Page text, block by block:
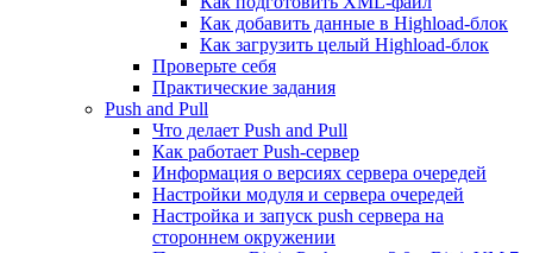
Как добавить данные в Highload-блок
Как загрузить целый Highload-блок
Проверьте себя
Практические задания
Push and Pull
Что делает Push and Pull
Как работает Push-сервер
Информация о версиях сервера очередей
Настройки модуля и сервера очередей
Настройка и запуск push сервера на
стороннем окружении